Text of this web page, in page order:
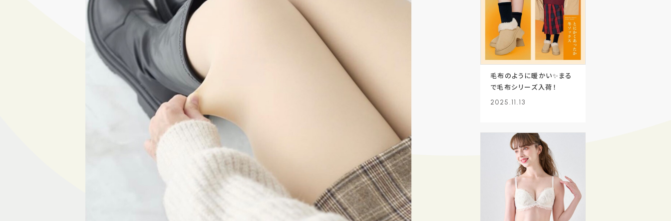
毛布のように暖かい✨まる
で毛布シリーズ入荷！
2025.11.13